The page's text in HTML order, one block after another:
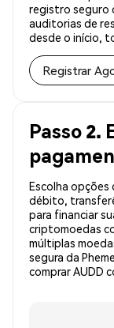
registro seguro
auditorias de
desde o início,
Registrar
Passo 2.
Escolha
débito,
para financiar
criptomoedas
múltiplas
segura da
comprar AUDD